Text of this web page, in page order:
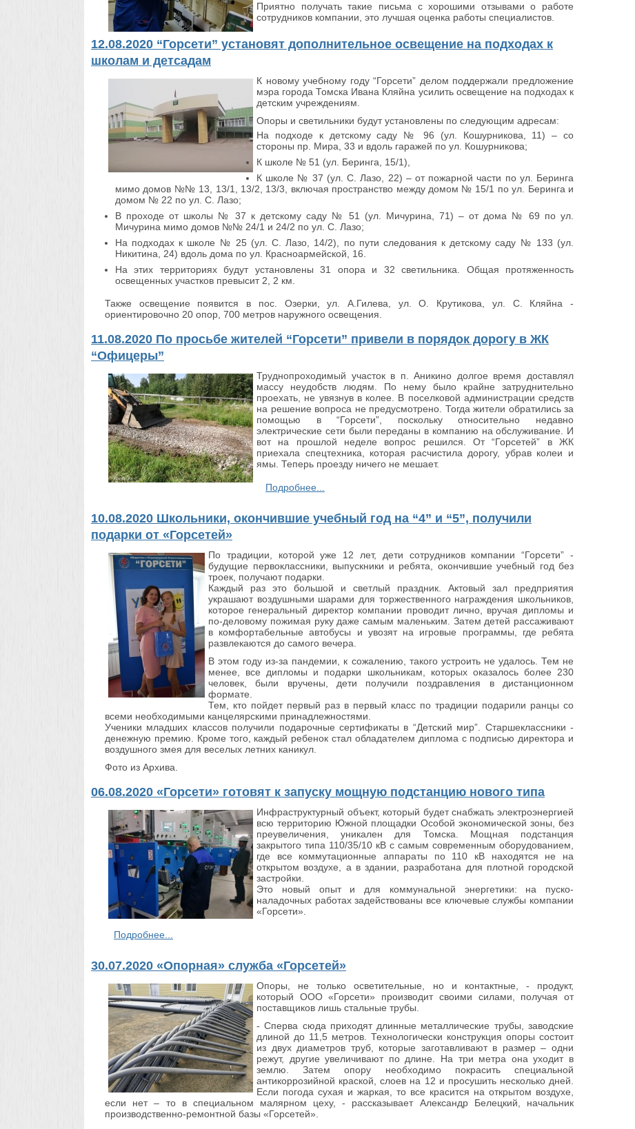
Приятно получать такие письма с хорошими отзывами о работе
сотрудников компании, это лучшая оценка работы специалистов.
12.08.2020 “Горсети” установят дополнительное освещение на подходах к
школам и детсадам
К новому учебному году “Горсети” делом поддержали предложение
мэра города Томска Ивана Кляйна усилить освещение на подходах к
детским учреждениям.
Опоры и светильники будут установлены по следующим адресам:
На подходе к детскому саду № 96 (ул. Кошурникова, 11) – со
стороны пр. Мира, 33 и вдоль гаражей по ул. Кошурникова;
К школе № 51 (ул. Беринга, 15/1),
К школе № 37 (ул. С. Лазо, 22) – от пожарной части по ул. Беринга
мимо домов №№ 13, 13/1, 13/2, 13/3, включая пространство между домом № 15/1 по ул. Беринга и
домом № 22 по ул. С. Лазо;
В проходе от школы № 37 к детскому саду № 51 (ул. Мичурина, 71) – от дома № 69 по ул.
Мичурина мимо домов №№ 24/1 и 24/2 по ул. С. Лазо;
На подходах к школе № 25 (ул. С. Лазо, 14/2), по пути следования к детскому саду № 133 (ул.
Никитина, 24) вдоль дома по ул. Красноармейской, 16.
На этих территориях будут установлены 31 опора и 32 светильника. Общая протяженность
освещенных участков превысит 2, 2 км.
Также освещение появится в пос. Озерки, ул. А.Гилева, ул. О. Крутикова, ул. С. Кляйна -
ориентировочно 20 опор, 700 метров наружного освещения.
11.08.2020 По просьбе жителей “Горсети” привели в порядок дорогу в ЖК
“Офицеры”
Труднопроходимый участок в п. Аникино долгое время доставлял
массу неудобств людям. По нему было крайне затруднительно
проехать, не увязнув в колее. В поселковой администрации средств
на решение вопроса не предусмотрено. Тогда жители обратились за
помощью в “Горсети”, поскольку относительно недавно
электрические сети были переданы в компанию на обслуживание. И
вот на прошлой неделе вопрос решился. От “Горсетей” в ЖК
приехала спецтехника, которая расчистила дорогу, убрав колеи и
ямы. Теперь проезду ничего не мешает.
Подробнее...
10.08.2020 Школьники, окончившие учебный год на “4” и “5”, получили
подарки от «Горсетей»
По традиции, которой уже 12 лет, дети сотрудников компании “Горсети” -
будущие первоклассники, выпускники и ребята, окончившие учебный год без
троек, получают подарки.
Каждый раз это большой и светлый праздник. Актовый зал предприятия
украшают воздушными шарами для торжественного награждения школьников,
которое генеральный директор компании проводит лично, вручая дипломы и
по-деловому пожимая руку даже самым маленьким. Затем детей рассаживают
в комфортабельные автобусы и увозят на игровые программы, где ребята
развлекаются до самого вечера.
В этом году из-за пандемии, к сожалению, такого устроить не удалось. Тем не
менее, все дипломы и подарки школьникам, которых оказалось более 230
человек, были вручены, дети получили поздравления в дистанционном
формате.
Тем, кто пойдет первый раз в первый класс по традиции подарили ранцы со
всеми необходимыми канцелярскими принадлежностями.
Ученики младших классов получили подарочные сертификаты в “Детский мир”. Старшеклассники -
денежную премию. Кроме того, каждый ребенок стал обладателем диплома с подписью директора и
воздушного змея для веселых летних каникул.
Фото из Архива.
06.08.2020 «Горсети» готовят к запуску мощную подстанцию нового типа
Инфраструктурный объект, который будет снабжать электроэнергией
всю территорию Южной площадки Особой экономической зоны, без
преувеличения, уникален для Томска. Мощная подстанция
закрытого типа 110/35/10 кВ с самым современным оборудованием,
где все коммутационные аппараты по 110 кВ находятся не на
открытом воздухе, а в здании, разработана для плотной городской
застройки.
Это новый опыт и для коммунальной энергетики: на пуско-
наладочных работах задействованы все ключевые службы компании
«Горсети».
Подробнее...
30.07.2020 «Опорная» служба «Горсетей»
Опоры, не только осветительные, но и контактные, - продукт,
который ООО «Горсети» производит своими силами, получая от
поставщиков лишь стальные трубы.
- Сперва сюда приходят длинные металлические трубы, заводские
длиной до 11,5 метров. Технологически конструкция опоры состоит
из двух диаметров труб, которые заготавливают в размер – одни
режут, другие увеличивают по длине. На три метра она уходит в
землю. Затем опору необходимо покрасить специальной
антикоррозийной краской, слоев на 12 и просушить несколько дней.
Если погода сухая и жаркая, то все красится на открытом воздухе,
если нет – то в специальном малярном цеху, - рассказывает Александр Белецкий, начальник
производственно-ремонтной базы «Горсетей».